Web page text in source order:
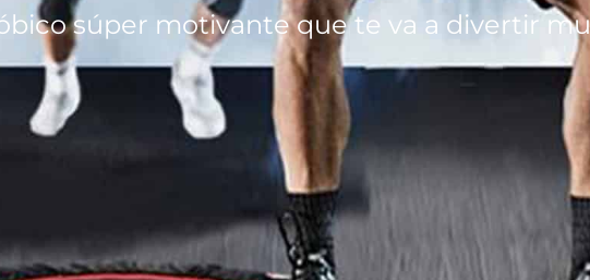
súper motivante que te va a divertir